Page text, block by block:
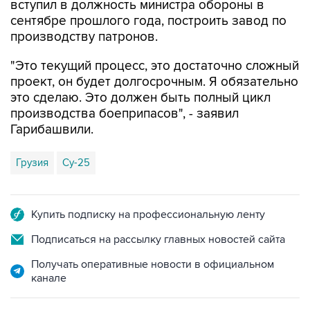
производству патронов.
"Это текущий процесс, это достаточно сложный
это сделаю. Это должен быть полный цикл
производства боеприпасов", - заявил
Гарибашвили.
Грузия Су-25
Подписаться на рассылку главных новостей сайта
Получать оперативные новости в официальном